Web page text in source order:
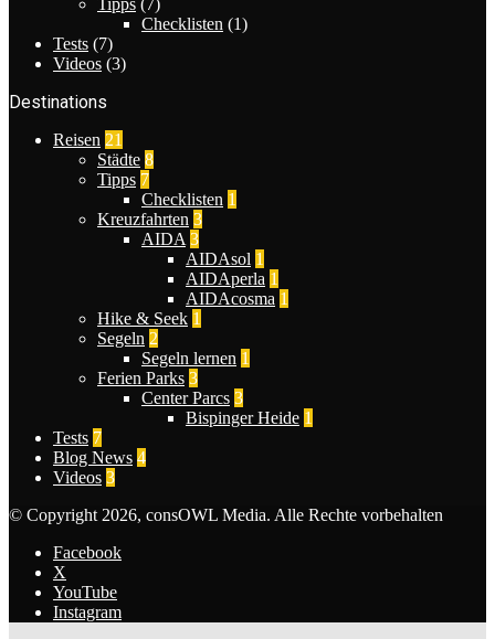
Checklisten (1)
Tests (7)
Videos (3)
Destinations
Reisen 21
Städte 8
Tipps 7
Checklisten 1
Kreuzfahrten 3
AIDA 3
AIDAsol 1
AIDAperla 1
AIDAcosma 1
Hike & Seek 1
Segeln 2
Segeln lernen 1
Ferien Parks 3
Center Parcs 3
Bispinger Heide 1
Tests 7
Blog News 4
Videos 3
© Copyright 2026, consOWL Media. Alle Rechte vorbehalten
Facebook
X
YouTube
Instagram